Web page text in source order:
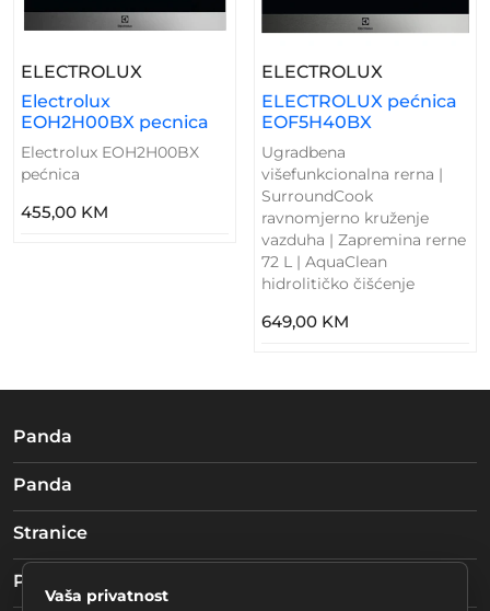
ELECTROLUX – Electrolux EOH2H00BX Pecnica
Electrolux
EOH2H00BX pecnica
Electrolux EOH2H00BX
pećnica
455,00 KM
ELECTROLUX
ELECTROLUX pećnica
EOF5H40BX
Ugradbena
višefunkcionalna rerna |
SurroundCook
ravnomjerno kruženje
vazduha | Zapremina rerne
72 L | AquaClean
hidrolitičko čišćenje
649,00 KM
Panda
Panda
Stranice
Pratite nas
Vaša privatnost